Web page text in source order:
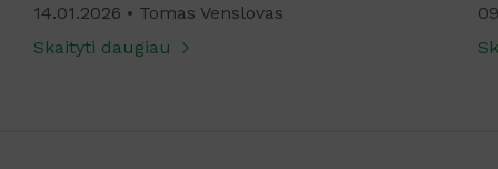
14.01.2026
Tomas Venslovas
Skaityti daugiau